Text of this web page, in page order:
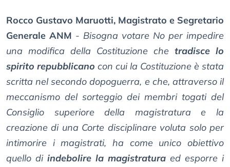
Rocco Gustavo Maruotti, Magistrato e Segretario
Generale ANM - Bisogna votare No per impedire
una modifica della Costituzione che tradisce lo
spirito repubblicano con cui la Costituzione è stata
scritta nel secondo dopoguerra, e che, attraverso il
meccanismo del sorteggio dei membri togati del
Consiglio superiore della magistratura e la
creazione di una Corte disciplinare voluta solo per
intimorire i magistrati, ha come unico obiettivo
quello di indebolire la magistratura ed esporre i